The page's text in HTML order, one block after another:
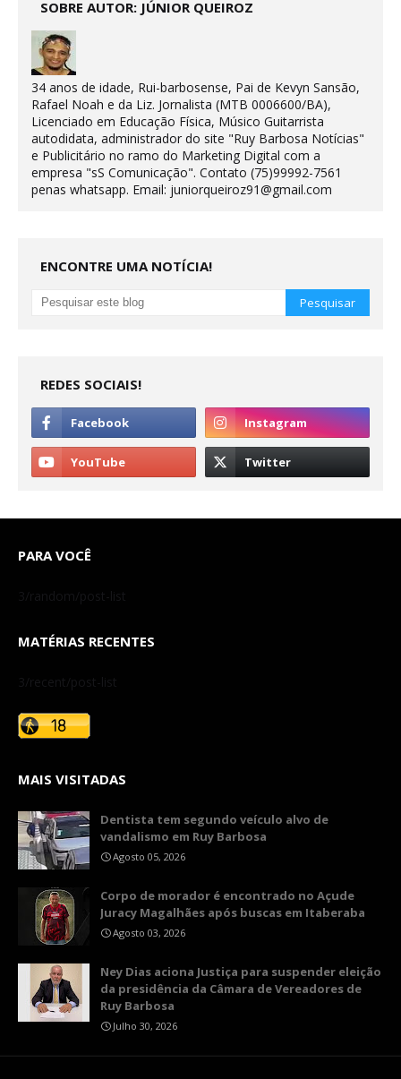
SOBRE AUTOR: JÚNIOR QUEIROZ
34 anos de idade, Rui-barbosense, Pai de Kevyn Sansão,
Rafael Noah e da Liz. Jornalista (MTB 0006600/BA),
Licenciado em Educação Física, Músico Guitarrista
autodidata, administrador do site "Ruy Barbosa Notícias"
e Publicitário no ramo do Marketing Digital com a
empresa "sS Comunicação". Contato (75)99992-7561
penas whatsapp. Email: juniorqueiroz91@gmail.com
ENCONTRE UMA NOTÍCIA!
REDES SOCIAIS!
PARA VOCÊ
3/random/post-list
MATÉRIAS RECENTES
3/recent/post-list
MAIS VISITADAS
Dentista tem segundo veículo alvo de
vandalismo em Ruy Barbosa
Agosto 05, 2026
Corpo de morador é encontrado no Açude
Juracy Magalhães após buscas em Itaberaba
Agosto 03, 2026
Ney Dias aciona Justiça para suspender eleição
da presidência da Câmara de Vereadores de
Ruy Barbosa
Julho 30, 2026